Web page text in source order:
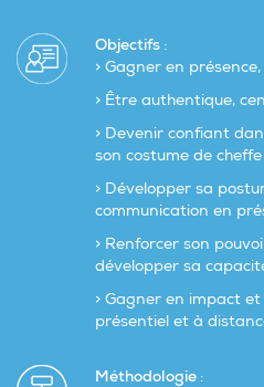
Objectifs :
> Gagner en
> Être authentique,
> Devenir confiant
son costume de
> Développer sa
communication en
> Renforcer son
développer sa
> Gagner en impact
présentiel et à
Méthodologie :